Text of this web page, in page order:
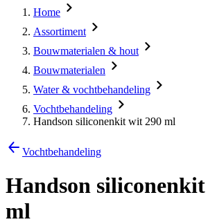
Home
Assortiment
Bouwmaterialen & hout
Bouwmaterialen
Water & vochtbehandeling
Vochtbehandeling
Handson siliconenkit wit 290 ml
Vochtbehandeling
Handson
ml